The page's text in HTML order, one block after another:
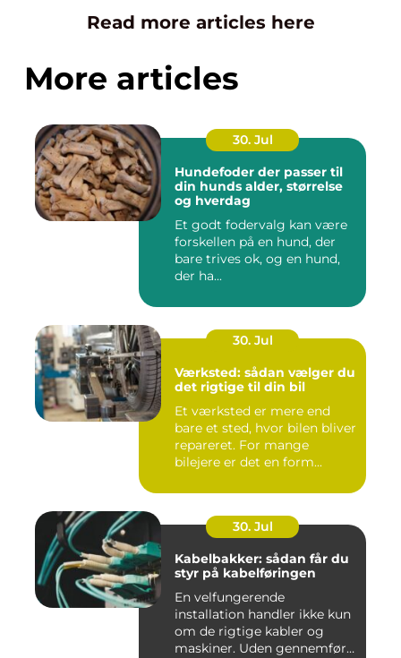
Read more articles here
More articles
30. Jul
Hundefoder der passer til
din hunds alder, størrelse
og hverdag
Et godt fodervalg kan være
forskellen på en hund, der
bare trives ok, og en hund,
der ha...
30. Jul
Værksted: sådan vælger du
det rigtige til din bil
Et værksted er mere end
bare et sted, hvor bilen bliver
repareret. For mange
bilejere er det en form...
30. Jul
Kabelbakker: sådan får du
styr på kabelføringen
En velfungerende
installation handler ikke kun
om de rigtige kabler og
maskiner. Uden gennemført